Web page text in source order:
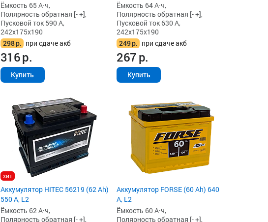
Ёмкость 65 А·ч,
Полярность обратная [- +],
Пусковой ток 590 А,
242x175x190
298р. при сдаче акб
316р.
Купить
Ёмкость 64 А·ч,
Полярность обратная [- +],
Пусковой ток 630 А,
242x175x190
249р. при сдаче акб
267р.
Купить
хит
Аккумулятор HITEC 56219 (62 Ah)
550 А, L2
Ёмкость 62 А·ч,
Полярность обратная [- +],
Аккумулятор FORSE (60 Ah) 640
А, L2
Ёмкость 60 А·ч,
Полярность обратная [- +],